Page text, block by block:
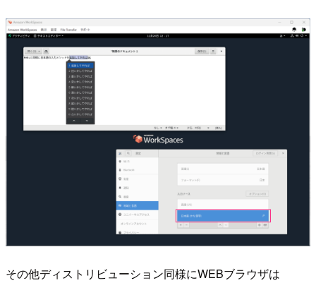
その他ディストリビューション同様にWEBブラウザは